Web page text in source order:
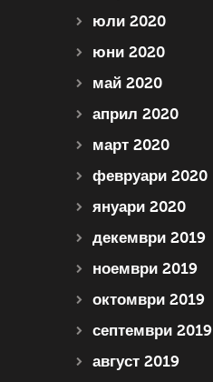
юли 2020
юни 2020
май 2020
април 2020
март 2020
февруари 2020
януари 2020
декември 2019
ноември 2019
октомври 2019
септември 2019
август 2019